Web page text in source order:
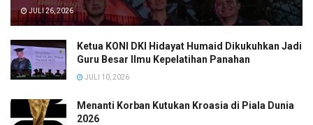
JULI 26, 2026
Ketua KONI DKI Hidayat Humaid Dikukuhkan Jadi
Guru Besar Ilmu Kepelatihan Panahan
JULI 10, 2026
Menanti Korban Kutukan Kroasia di Piala Dunia
2026